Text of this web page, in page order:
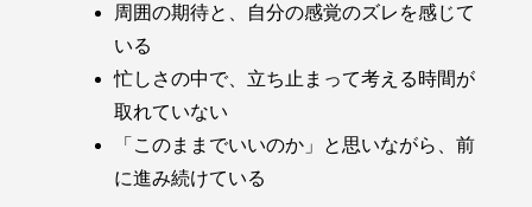
周囲の期待と、自分の感覚のズレを感じて
いる
忙しさの中で、立ち止まって考える時間が
取れていない
「このままでいいのか」と思いながら、前
に進み続けている